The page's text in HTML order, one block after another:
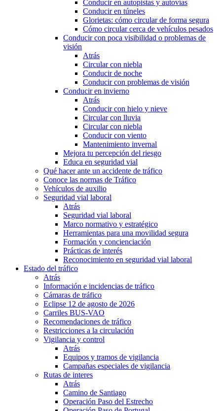
Conducir en autopistas y autovías
Conducir en túneles
Glorietas: cómo circular de forma segura
Cómo circular cerca de vehículos pesados
Conducir con poca visibilidad o problemas de
visión
Atrás
Circular con niebla
Conducir de noche
Conducir con problemas de visión
Conducir en invierno
Atrás
Conducir con hielo y nieve
Circular con lluvia
Circular con niebla
Conducir con viento
Mantenimiento invernal
Mejora tu percepción del riesgo
Educa en seguridad vial
Qué hacer ante un accidente de tráfico
Conoce las normas de Tráfico
Vehículos de auxilio
Seguridad vial laboral
Atrás
Seguridad vial laboral
Marco normativo y estratégico
Herramientas para una movilidad segura
Formación y concienciación
Prácticas de interés
Reconocimiento en seguridad vial laboral
Estado del tráfico
Atrás
Información e incidencias de tráfico
Cámaras de tráfico
Eclipse 12 de agosto de 2026
Carriles BUS-VAO
Recomendaciones de tráfico
Restricciones a la circulación
Vigilancia y control
Atrás
Equipos y tramos de vigilancia
Campañas especiales de vigilancia
Rutas de interes
Atrás
Camino de Santiago
Operación Paso del Estrecho